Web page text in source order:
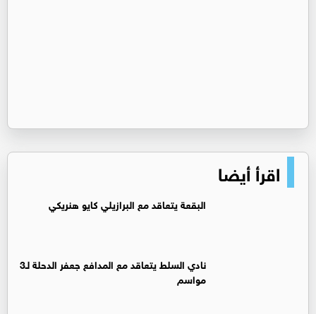
اقرأ أيضا
البقعة يتعاقد مع البرازيلي كايو هنريكي
نادي السلط يتعاقد مع المدافع جعفر الدحلة لـ3
مواسم